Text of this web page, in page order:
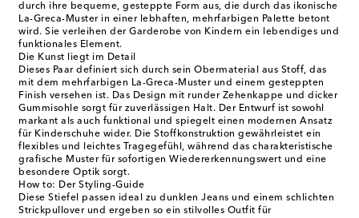
durch ihre bequeme, gesteppte Form aus, die durch das ikonische
La-Greca-Muster in einer lebhaften, mehrfarbigen Palette betont
wird. Sie verleihen der Garderobe von Kindern ein lebendiges und
funktionales Element.
Die Kunst liegt im Detail
Dieses Paar definiert sich durch sein Obermaterial aus Stoff, das
mit dem mehrfarbigen La-Greca-Muster und einem gesteppten
Finish versehen ist. Das Design mit runder Zehenkappe und dicker
Gummisohle sorgt für zuverlässigen Halt. Der Entwurf ist sowohl
markant als auch funktional und spiegelt einen modernen Ansatz
für Kinderschuhe wider. Die Stoffkonstruktion gewährleistet ein
flexibles und leichtes Tragegefühl, während das charakteristische
grafische Muster für sofortigen Wiedererkennungswert und eine
besondere Optik sorgt.
How to: Der Styling-Guide
Diese Stiefel passen ideal zu dunklen Jeans und einem schlichten
Strickpullover und ergeben so ein stilvolles Outfit für